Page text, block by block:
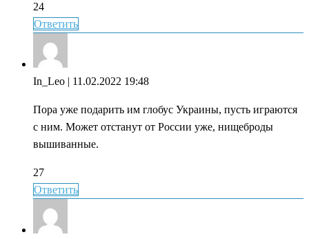
24
Ответить
In_Leo | 11.02.2022 19:48
Пора уже подарить им глобус Украины, пусть играются
с ним. Может отстанут от России уже, нищеброды
вышиванные.
27
Ответить